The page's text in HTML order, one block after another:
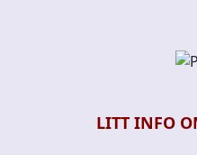
LITT INFO